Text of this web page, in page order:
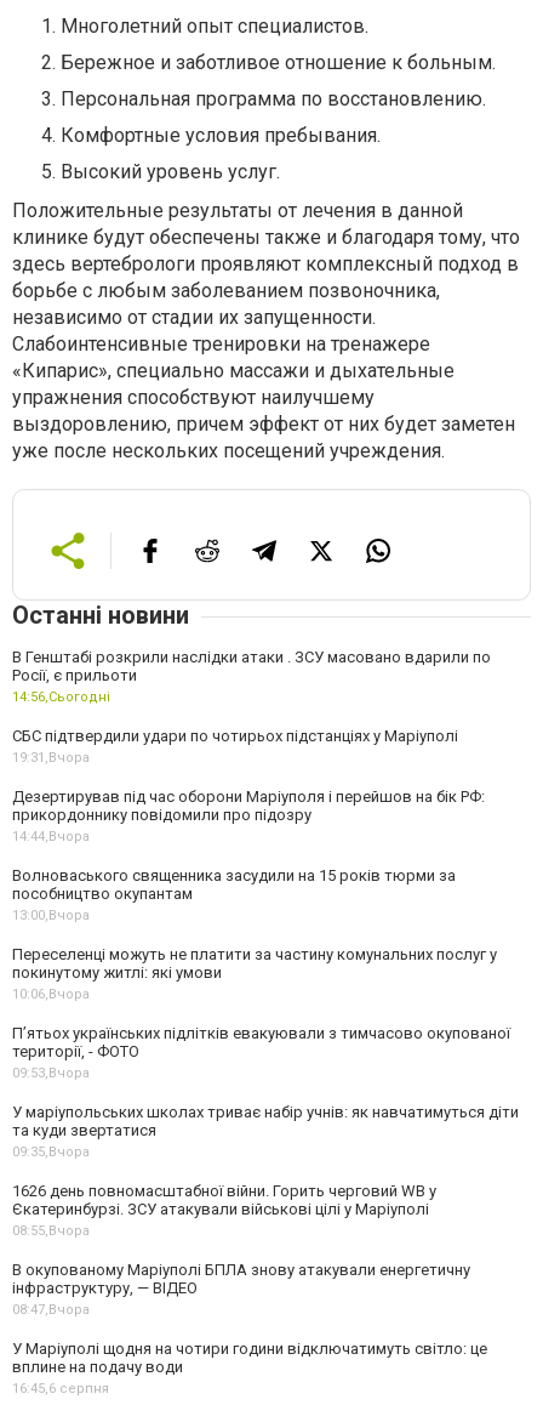
Многолетний опыт специалистов.
Бережное и заботливое отношение к больным.
Персональная программа по восстановлению.
Комфортные условия пребывания.
Высокий уровень услуг.
Положительные результаты от лечения в данной
клинике будут обеспечены также и благодаря тому, что
здесь вертебрологи проявляют комплексный подход в
борьбе с любым заболеванием позвоночника,
независимо от стадии их запущенности.
Слабоинтенсивные тренировки на тренажере
«Кипарис», специально массажи и дыхательные
упражнения способствуют наилучшему
выздоровлению, причем эффект от них будет заметен
уже после нескольких посещений учреждения.
Останні новини
В Генштабі розкрили наслідки атаки . ЗСУ масовано вдарили по
Росії, є прильоти
14:56,Сьогодні
СБС підтвердили удари по чотирьох підстанціях у Маріуполі
19:31,Вчора
Дезертирував під час оборони Маріуполя і перейшов на бік РФ:
прикордоннику повідомили про підозру
14:44,Вчора
Волноваського священника засудили на 15 років тюрми за
пособництво окупантам
13:00,Вчора
Переселенці можуть не платити за частину комунальних послуг у
покинутому житлі: які умови
10:06,Вчора
П’ятьох українських підлітків евакуювали з тимчасово окупованої
території, - ФОТО
09:53,Вчора
У маріупольських школах триває набір учнів: як навчатимуться діти
та куди звертатися
09:35,Вчора
1626 день повномасштабної війни. Горить черговий WB у
Єкатеринбурзі. ЗСУ атакували військові цілі у Маріуполі
08:55,Вчора
В окупованому Маріуполі БПЛА знову атакували енергетичну
інфраструктуру, — ВІДЕО
08:47,Вчора
У Маріуполі щодня на чотири години відключатимуть світло: це
вплине на подачу води
16:45,6 серпня